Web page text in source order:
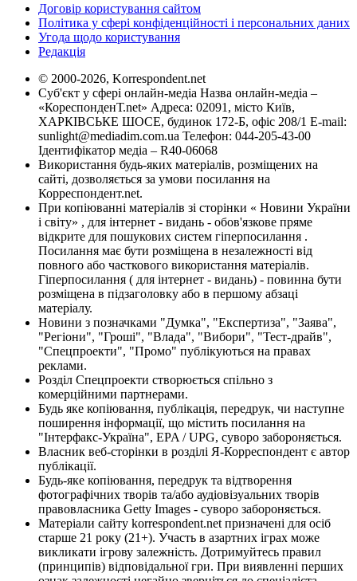
Договір користування сайтом
Політика у сфері конфіденційності і персональних даних
Угода щодо користування
Редакція
© 2000-2026, Korrespondent.net
Суб'єкт у сфері онлайн-медіа Назва онлайн-медіа –
«КореспонденТ.net» Адреса: 02091, місто Київ,
ХАРКІВСЬКЕ ШОСЕ, будинок 172-Б, офіс 208/1 E-mail:
sunlight@mediadim.com.ua Телефон: 044-205-43-00
Ідентифікатор медіа – R40-06068
Використання будь-яких матеріалів, розміщених на
сайті, дозволяється за умови посилання на
Корреспондент.net.
При копіюванні матеріалів зі сторінки « Новини України
і світу» , для інтернет - видань - обов'язкове пряме
відкрите для пошукових систем гіперпосилання .
Посилання має бути розміщена в незалежності від
повного або часткового використання матеріалів.
Гіперпосилання ( для інтернет - видань) - повинна бути
розміщена в підзаголовку або в першому абзаці
матеріалу.
Новини з позначками "Думка", "Експертиза", "Заява",
"Регіони", "Гроші", "Влада", "Вибори", "Тест-драйв",
"Спецпроекти", "Промо" публікуються на правах
реклами.
Розділ Спецпроекти створюється спільно з
комерційними партнерами.
Будь яке копіювання, публікація, передрук, чи наступне
поширення інформації, що містить посилання на
"Інтерфакс-Україна", EPA / UPG, суворо забороняється.
Власник веб-сторінки в розділі Я-Корреспондент є автор
публікації.
Будь-яке копіювання, передрук та відтворення
фотографічних творів та/або аудіовізуальних творів
правовласника Getty Images - суворо забороняється.
Матеріали сайту korrespondent.net призначені для осіб
старше 21 року (21+). Участь в азартних іграх може
викликати ігрову залежність. Дотримуйтесь правил
(принципів) відповідальної гри. При виявленні перших